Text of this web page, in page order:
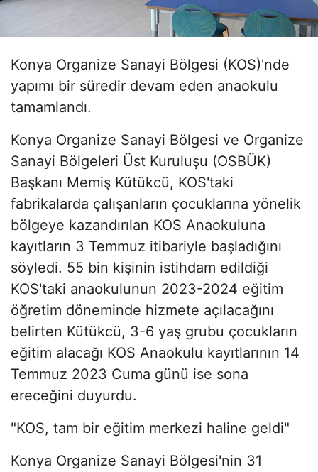
Konya Organize Sanayi Bölgesi (KOS)'nde
yapımı bir süredir devam eden anaokulu
tamamlandı.
Konya Organize Sanayi Bölgesi ve Organize
Sanayi Bölgeleri Üst Kuruluşu (OSBÜK)
Başkanı Memiş Kütükcü, KOS'taki
fabrikalarda çalışanların çocuklarına yönelik
bölgeye kazandırılan KOS Anaokuluna
kayıtların 3 Temmuz itibariyle başladığını
söyledi. 55 bin kişinin istihdam edildiği
KOS'taki anaokulunun 2023-2024 eğitim
öğretim döneminde hizmete açılacağını
belirten Kütükcü, 3-6 yaş grubu çocukların
eğitim alacağı KOS Anaokulu kayıtlarının 14
Temmuz 2023 Cuma günü ise sona
ereceğini duyurdu.
"KOS, tam bir eğitim merkezi haline geldi"
Konya Organize Sanayi Bölgesi'nin 31